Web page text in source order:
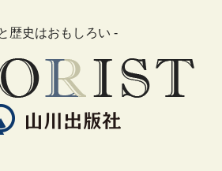
歴史はおもしろい -